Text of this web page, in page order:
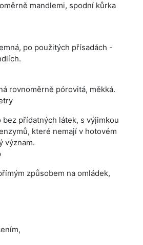
mandlemi, spodní kůrka
po použitých přísadách -
rovnoměrně pórovitá, měkká.
přídatných látek, s výjimkou
které nemají v hotovém
význam.
způsobem na omládek,